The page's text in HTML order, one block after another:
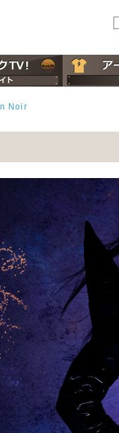
Noir